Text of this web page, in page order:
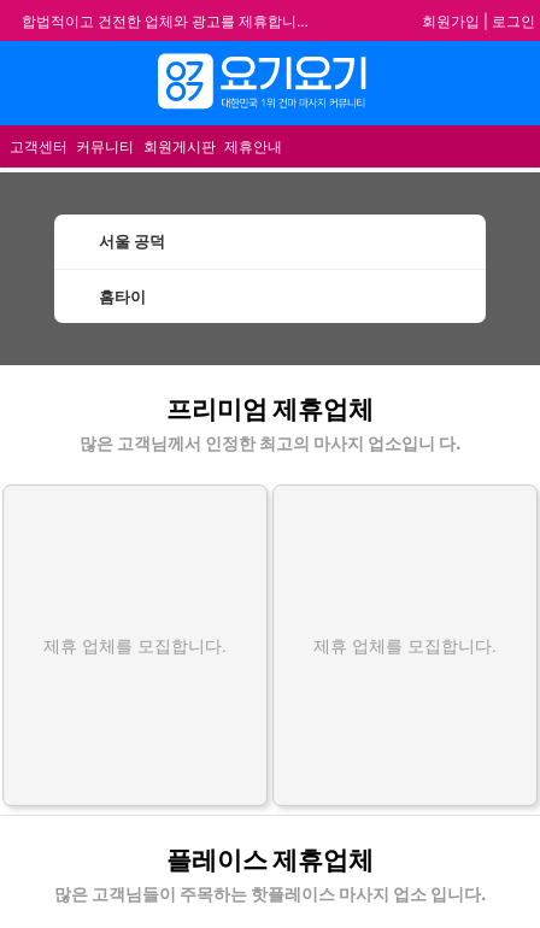
합법적이고 건전한 업체와 광고를 제휴합니다.
★요기요기 설 연휴 휴무 안내★
★ 요기요기 업체회원 안내사항 ★
불건전한 게시글은 삭제 및 회원탈퇴 됩니다.
회원가입 로그인
고객센터 커뮤니티 회원게시판 제휴안내
서울 공덕
홈타이
프리미엄 제휴업체
많은 고객님께서 인정한 최고의 마사지 업소입니 다.
제휴 업체를 모집합니다. 제휴 업체를 모집합니다.
플레이스 제휴업체
많은 고객님들이 주목하는 핫플레이스 마사지 업소 입니다.